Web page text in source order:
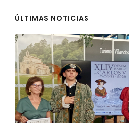
ÚLTIMAS NOTICIAS